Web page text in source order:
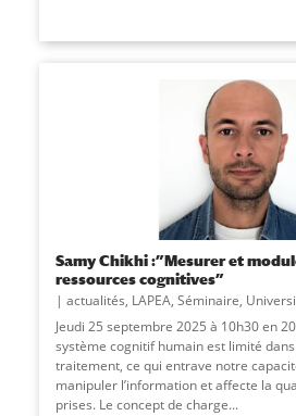
Samy Chikhi :”Mesurer et
ressources cognitives”
actualités, LAPEA, Séminaire,
Jeudi 25 septembre 2025 à 10h30 en
système cognitif humain est limité
traitement, ce qui entrave notre
manipuler l’information et affecte la
prises. Le concept de charge...